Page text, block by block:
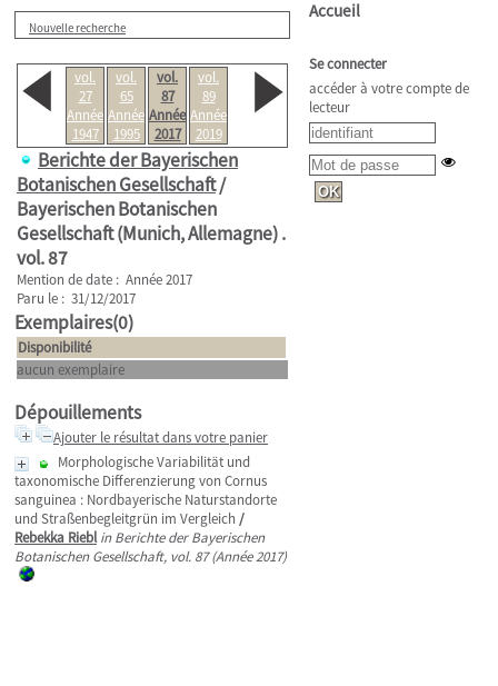
Nouvelle recherche
vol.
27
Année
1947
vol.
65
Année
1995
vol.
87
Année
2017
vol.
89
Année
2019
Berichte der Bayerischen
Botanischen Gesellschaft/
Bayerischen Botanischen
Gesellschaft (Munich, Allemagne) .
vol. 87
Mention de date : Année 2017
Paru le : 31/12/2017
Exemplaires(0)
Disponibilité
aucun exemplaire
Dépouillements
Ajouter le résultat dans votre panier
Morphologische Variabilität und
taxonomische Differenzierung von Cornus
sanguinea : Nordbayerische Naturstandorte
und Straßenbegleitgrün im Vergleich /
Rebekka Riebl in Berichte der Bayerischen
Botanischen Gesellschaft, vol. 87 (Année 2017)
Accueil
Se connecter
accéder à votre compte de
lecteur